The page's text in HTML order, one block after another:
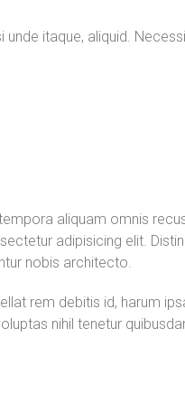
itaque, aliquid.
aliquam omnis
adipisicing elit.
nobis architecto.
rem debitis id, harum
nihil tenetur